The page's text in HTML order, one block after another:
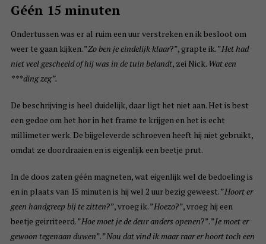
Géén 15 minuten
Ondertussen was er al ruim een uur verstreken en ik besloot om
weer te gaan kijken. ”Zo ben je eindelijk klaar?”, grapte ik. ”Het had
niet veel gescheeld of hij was in de tuin belandt, zei Nick. Wat een
***ding zeg”.
De beschrijving is heel duidelijk, daar ligt het niet aan. Het is best
een gedoe om het hor in het frame te krijgen en het is echt
millimeter werk. De bijgeleverde schroeven heeft hij niet gebruikt,
omdat ze doordraaien en is eigenlijk een beetje prut.
In de doos zaten géén magneten, wat eigenlijk wel de bedoeling is
en in plaats van 15 minuten is hij wel 2 uur bezig geweest. ”Hoort er
geen handgreep bij te zitten?”, vroeg ik. ”Hoezo?”, vroeg hij een
beetje geirriteerd. ”Hoe moet je de deur anders openen?”. ”Je moet er
gewoon tegenaan duwen”. ”Nou dat vind ik maar raar er hoort toch een